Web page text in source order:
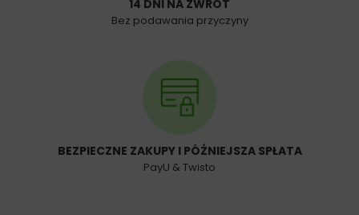
14 DNI NA ZWROT
Bez podawania przyczyny
BEZPIECZNE ZAKUPY I PÓŹNIEJSZA SPŁATA
PayU & Twisto